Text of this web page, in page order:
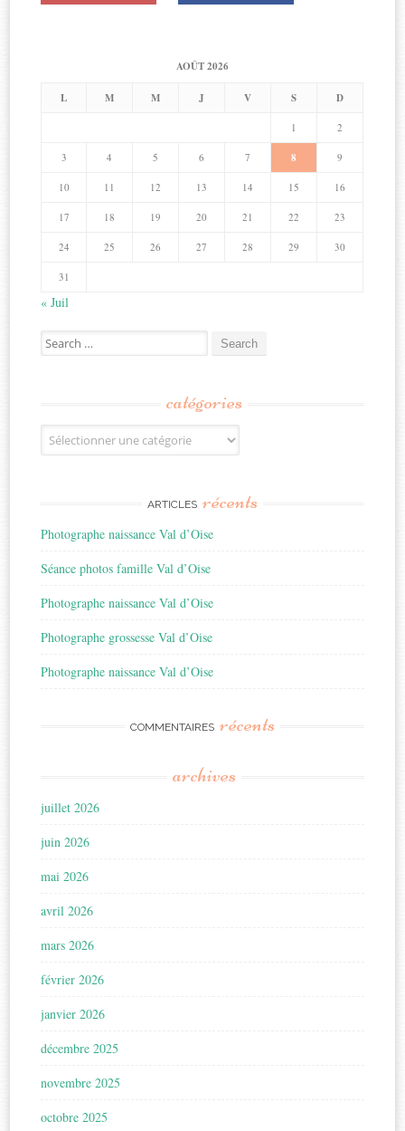
AOÛT 2026
L M M J V S D
1 2
3 4 5 6 7 8 9
10 11 12 13 14 15 16
17 18 19 20 21 22 23
24 25 26 27 28 29 30
31
« Juil
Search
for:
catégories
Catégories
ARTICLES récents
Photographe naissance Val d’Oise
Séance photos famille Val d’Oise
Photographe naissance Val d’Oise
Photographe grossesse Val d’Oise
Photographe naissance Val d’Oise
COMMENTAIRES récents
archives
juillet 2026
juin 2026
mai 2026
avril 2026
mars 2026
février 2026
janvier 2026
décembre 2025
novembre 2025
octobre 2025